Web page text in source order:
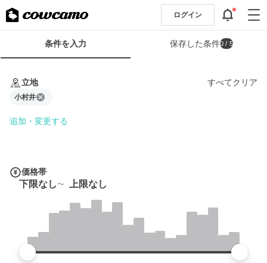
ログイン
条
条件を入力 保存した条件0 / 5
立地 すべてクリア
小村井
追加・変更する
価格帯
下限なし 上限なし